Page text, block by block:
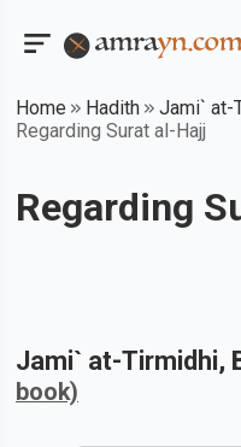
Home Hadith Jami` at-
Regarding Surat al-Hajj
Regarding
Jami` at-Tirmidhi,
book)